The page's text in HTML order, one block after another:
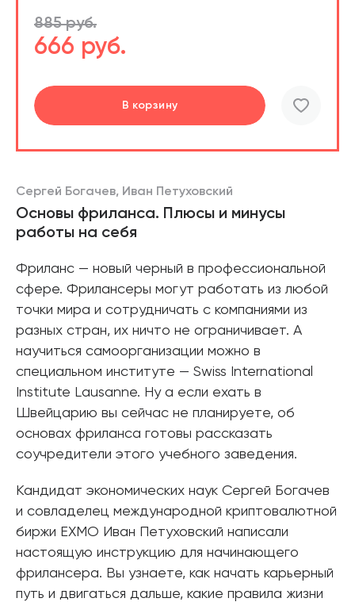
885 руб.
666 руб.
В корзину
В корзине
Сергей Богачев, Иван Петуховский
Основы фриланса. Плюсы и минусы
работы на себя
Фриланс — новый черный в профессиональной
сфере. Фрилансеры могут работать из любой
точки мира и сотрудничать с компаниями из
разных стран, их ничто не ограничивает. А
научиться самоорганизации можно в
специальном институте — Swiss International
Institute Lausanne. Ну а если ехать в
Швейцарию вы сейчас не планируете, об
основах фриланса готовы рассказать
соучредители этого учебного заведения.
Кандидат экономических наук Сергей Богачев
и совладелец международной криптовалютной
биржи EXMO Иван Петуховский написали
настоящую инструкцию для начинающего
фрилансера. Вы узнаете, как начать карьерный
путь и двигаться дальше, какие правила жизни